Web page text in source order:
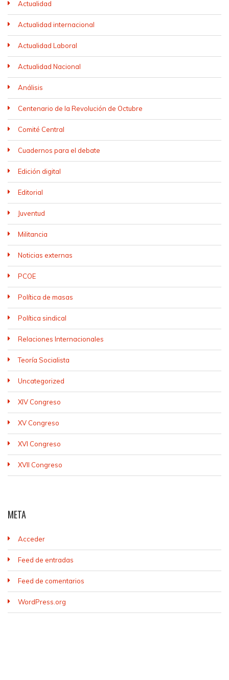
Actualidad
Actualidad internacional
Actualidad Laboral
Actualidad Nacional
Análisis
Centenario de la Revolución de Octubre
Comité Central
Cuadernos para el debate
Edición digital
Editorial
Juventud
Militancia
Noticias externas
PCOE
Política de masas
Política sindical
Relaciones Internacionales
Teoría Socialista
Uncategorized
XIV Congreso
XV Congreso
XVI Congreso
XVII Congreso
META
Acceder
Feed de entradas
Feed de comentarios
WordPress.org